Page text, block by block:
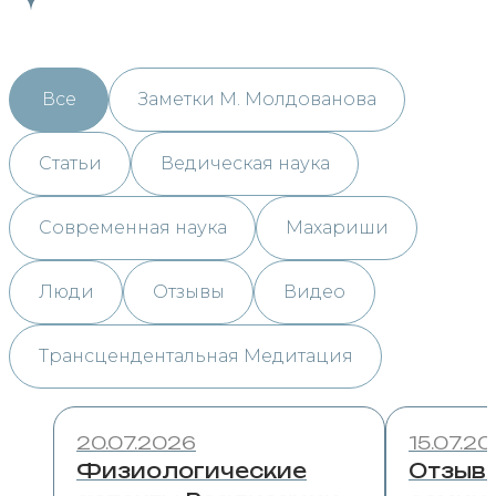
Все Заметки М. Молдованова
Статьи Ведическая наука
Современная наука Махариши
Люди Отзывы Видео
Трансцендентальная Медитация
20.07.2026
Физиологические
Отзыв